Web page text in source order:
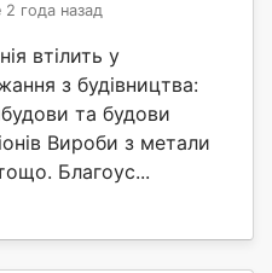
года назад
втілить у
з будівництва:
та будови
Вироби з метали
Благоус...